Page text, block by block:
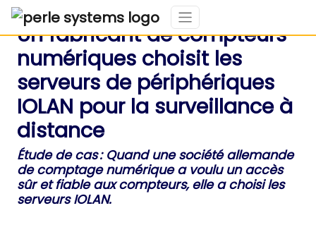
Un fabricant de compteurs
numériques choisit les
serveurs de périphériques
IOLAN pour la surveillance à
distance
Étude de cas : Quand une société allemande
de comptage numérique a voulu un accès
sûr et fiable aux compteurs, elle a choisi les
serveurs IOLAN.